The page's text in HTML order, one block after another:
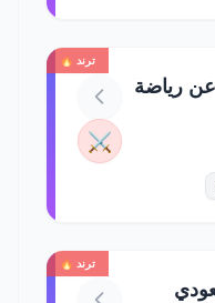
ترند 🔥
رياضة
⚔️
ترند 🔥